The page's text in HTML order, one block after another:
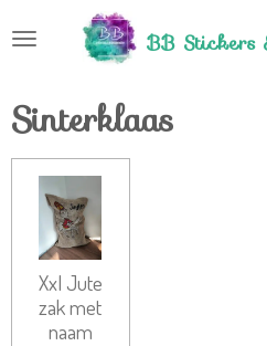
direct
de
hoofdinhoud
BB Stickers
Sinterklaas
Xxl Jute
zak met
naam